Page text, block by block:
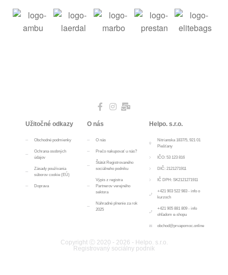
Užitočné odkazy
Obchodné podmienky
Ochrana osobných
údajov
Zásady používania
súborov cookie (EÚ)
Doprava
O nás
O nás
Prečo nakupovať u nás?
Štátút Registrovaného
sociálneho podniku
Výpis z registra
Partnerov verejného
sektora
Náhradné plnenie za rok
2025
Helpo. s.r.o.
Nitrianska 1837/5, 921 01
Piešťany
IČO: 53 123 816
DIČ: 2121271911
IČ DPH: SK2121271911
+421 903 522 983 - info o
kurzoch
+421 905 881 809 - info
ohľadom e-shopu
obchod@prvapomoc.online
Copyright Ⓒ 2020 - 2026 - Helpo. s.r.o.
Registrovaný sociálny podnik